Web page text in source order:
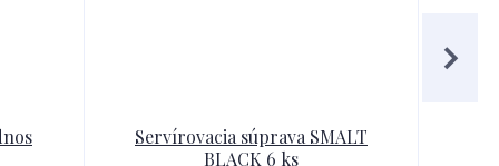
Servírovacia súprava SMALT
BLACK 6 ks